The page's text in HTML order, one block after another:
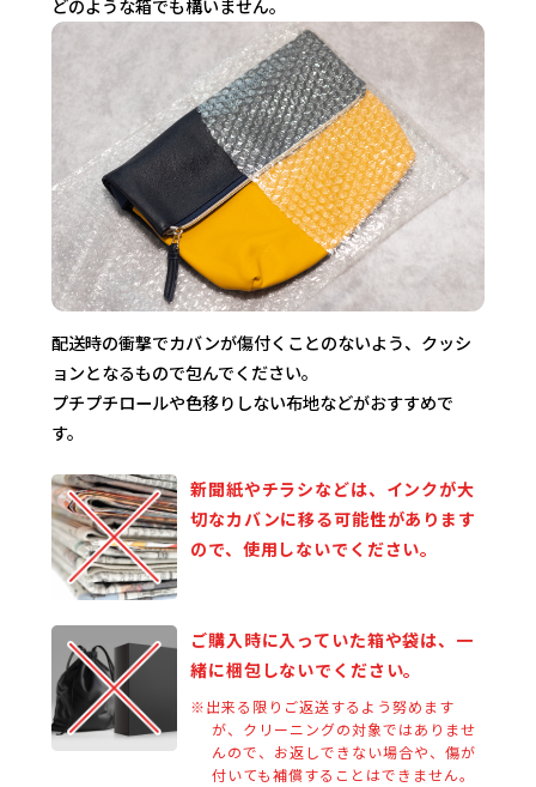
どのような箱でも構いません。
配送時の衝撃でカバンが傷付くことのないよう、クッシ
ョンとなるもので包んでください。
プチプチロールや色移りしない布地などがおすすめで
す。
新聞紙やチラシなどは、インクが大
切なカバンに移る可能性があります
ので、使用しないでください。
ご購入時に入っていた箱や袋は、一
緒に梱包しないでください。
※出来る限りご返送するよう努めます
が、クリーニングの対象ではありませ
んので、お返しできない場合や、傷が
付いても補償することはできません。